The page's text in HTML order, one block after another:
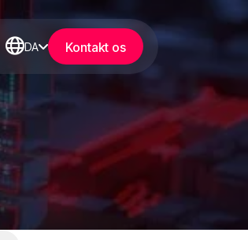
DA Kontakt os